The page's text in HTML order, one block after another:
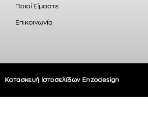
Ποιοί Είμαστε
Επικοινωνία
Κατασκευή Ιστοσελίδων Enzodesign